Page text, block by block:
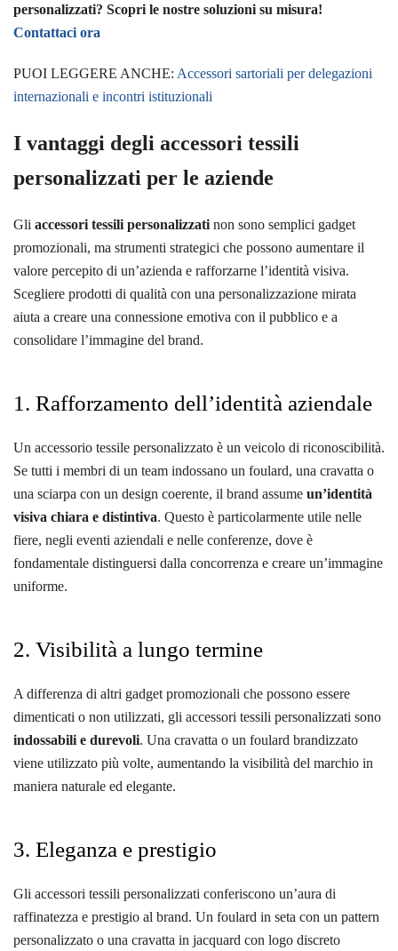
personalizzati? Scopri le nostre soluzioni su misura!
Contattaci ora
PUOI LEGGERE ANCHE: Accessori sartoriali per delegazioni
internazionali e incontri istituzionali
I vantaggi degli accessori tessili
personalizzati per le aziende
Gli accessori tessili personalizzati non sono semplici gadget
promozionali, ma strumenti strategici che possono aumentare il
valore percepito di un’azienda e rafforzarne l’identità visiva.
Scegliere prodotti di qualità con una personalizzazione mirata
aiuta a creare una connessione emotiva con il pubblico e a
consolidare l’immagine del brand.
1. Rafforzamento dell’identità aziendale
Un accessorio tessile personalizzato è un veicolo di riconoscibilità.
Se tutti i membri di un team indossano un foulard, una cravatta o
una sciarpa con un design coerente, il brand assume un’identità
visiva chiara e distintiva. Questo è particolarmente utile nelle
fiere, negli eventi aziendali e nelle conferenze, dove è
fondamentale distinguersi dalla concorrenza e creare un’immagine
uniforme.
2. Visibilità a lungo termine
A differenza di altri gadget promozionali che possono essere
dimenticati o non utilizzati, gli accessori tessili personalizzati sono
indossabili e durevoli. Una cravatta o un foulard brandizzato
viene utilizzato più volte, aumentando la visibilità del marchio in
maniera naturale ed elegante.
3. Eleganza e prestigio
Gli accessori tessili personalizzati conferiscono un’aura di
raffinatezza e prestigio al brand. Un foulard in seta con un pattern
personalizzato o una cravatta in jacquard con logo discreto